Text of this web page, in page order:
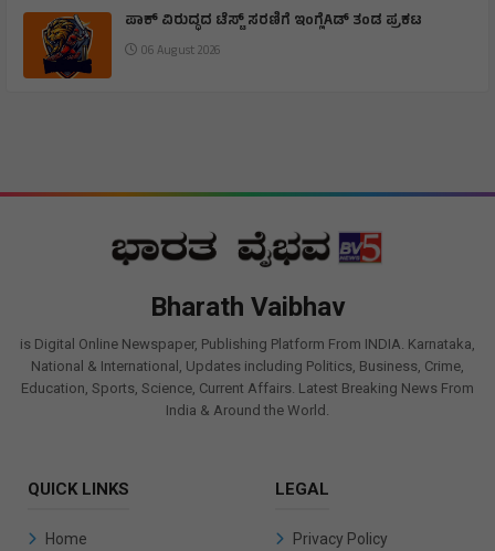
ಪಾಕ್ ವಿರುದ್ಧದ ಟೆಸ್ಟ್ ಸರಣಿಗೆ ಇಂಗ್ಲೆAಡ್ ತಂಡ ಪ್ರಕಟ
06 August 2026
Bharath Vaibhav
is Digital Online Newspaper, Publishing Platform From INDIA. Karnataka,
National & International, Updates including Politics, Business, Crime,
Education, Sports, Science, Current Affairs. Latest Breaking News From
India & Around the World.
QUICK LINKS
Home
LEGAL
Privacy Policy